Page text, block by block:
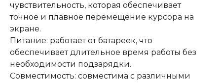
чувствительность, которая обеспечивает
точное и плавное перемещение курсора на
экране.
Питание: работает от батареек, что
обеспечивает длительное время работы без
необходимости подзарядки.
Совместимость: совместима с различными